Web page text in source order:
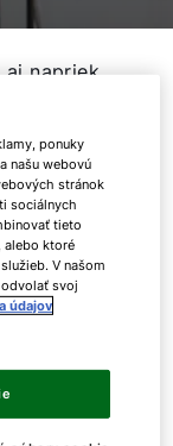
aj napriek
hromadia
Vyplýva to
s
„Častice
a je
uskutoční
ponuky
našu webovú
stránok
sociálnych
tieto
alebo ktoré
V našom
svoj
údajov